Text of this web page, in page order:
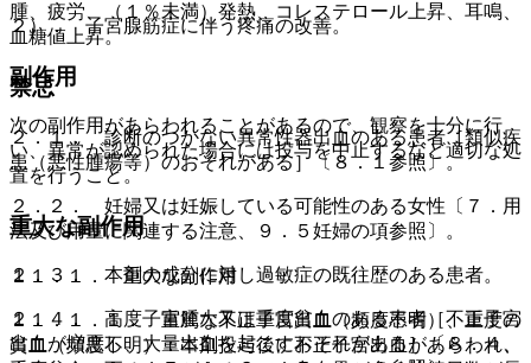
腫、疲労、（１％未満）発熱、コレステロール上昇、耳鳴、
血糖値上昇。
禁忌
２．１． 診断のつかない異常性器出血のある患者［類似疾
患（悪性腫瘍等）のおそれがある］〔８．１参照〕。
２．２． 妊婦又は妊娠している可能性のある女性〔７．用
法及び用量に関連する注意、９．５妊婦の項参照〕。
２．３． 本剤の成分に対し過敏症の既往歴のある患者。
２．４． 高度子宮腫大又は重度貧血のある患者［不正子宮
出血が増悪し、大量出血を起こすおそれがある］〔８．４、
２）． 子宮腺筋症に伴う疼痛の改善。
副作用
次の副作用があらわれることがあるので、観察を十分に行
い、異常が認められた場合には投与を中止するなど適切な処
置を行うこと。
重大な副作用
１１．１． 重大な副作用
１１．１．１． 重篤な不正子宮出血（頻度不明）、重度の
貧血（頻度不明）：本剤投与後に不正子宮出血があらわれ、